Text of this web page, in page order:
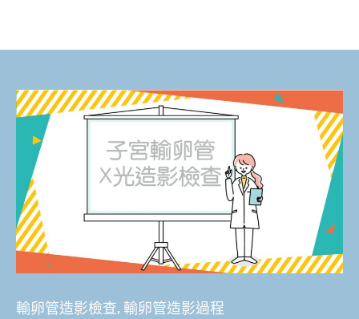
輸卵管造影檢查, 輸卵管造影過程